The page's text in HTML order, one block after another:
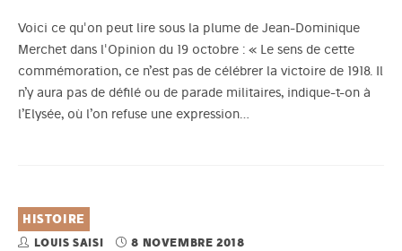
Voici ce qu'on peut lire sous la plume de Jean-Dominique
Merchet dans l'Opinion du 19 octobre : « Le sens de cette
commémoration, ce n’est pas de célébrer la victoire de 1918. Il
n’y aura pas de défilé ou de parade militaires, indique-t-on à
l’Elysée, où l’on refuse une expression…
HISTOIRE
LOUIS SAISI 8 NOVEMBRE 2018